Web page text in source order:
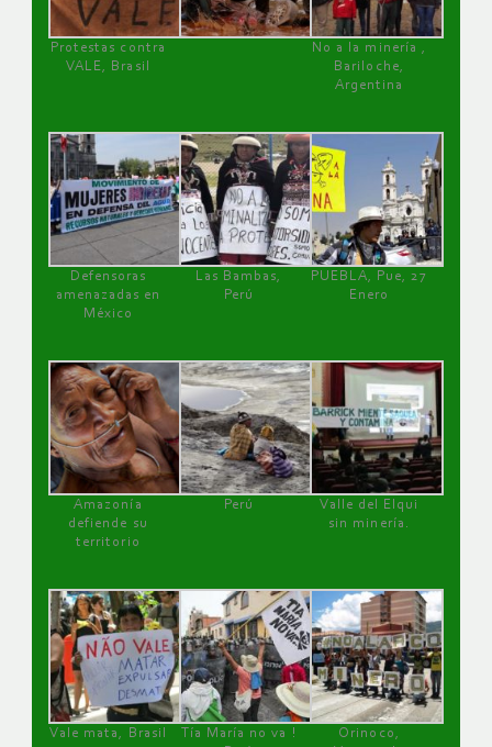
Protestas contra
VALE, Brasil
No a la minería ,
Bariloche,
Argentina
Defensoras
amenazadas en
México
Las Bambas,
Perú
PUEBLA, Pue, 27
Enero
Amazonía
defiende su
territorio
Perú
Valle del Elqui
sin minería.
Vale mata, Brasil
Tía María no va !
Orinoco,